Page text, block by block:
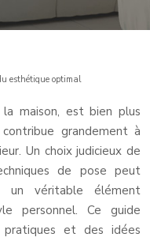
esthétique optimal
maison, est bien plus
grandement à
Un choix judicieux de
de pose peut
un véritable élément
personnel. Ce guide
et des idées